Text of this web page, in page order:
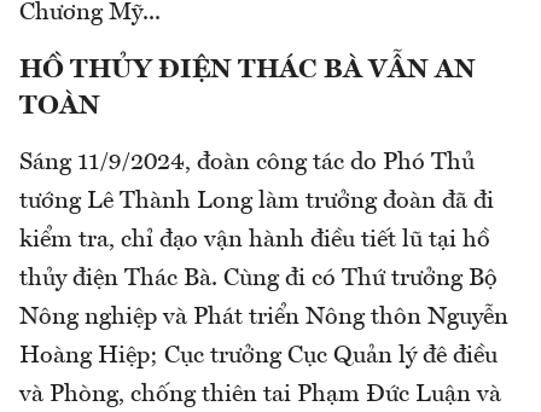
Chương Mỹ...
HỒ THỦY ĐIỆN THÁC BÀ VẪN AN
TOÀN
Sáng 11/9/2024, đoàn công tác do Phó Thủ
tướng Lê Thành Long làm trưởng đoàn đã đi
kiểm tra, chỉ đạo vận hành điều tiết lũ tại hồ
thủy điện Thác Bà. Cùng đi có Thứ trưởng Bộ
Nông nghiệp và Phát triển Nông thôn Nguyễn
Hoàng Hiệp; Cục trưởng Cục Quản lý đê điều
và Phòng, chống thiên tai Phạm Đức Luận và